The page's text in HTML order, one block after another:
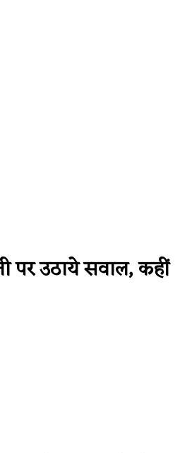
पर उठाये सवाल, कहीं